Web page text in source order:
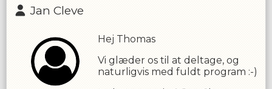
Jan Cleve
Hej Thomas
Vi glæder os til at deltage, og
naturligvis med fuldt program :-)